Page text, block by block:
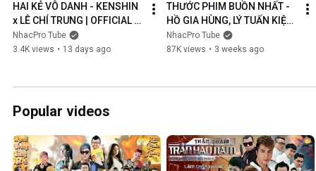
HAI KẺ VÔ DANH - KENSHIN
x LÊ CHÍ TRUNG | OFFICIAL
MUSIC VIDEO
NhacPro Tube
3.4K views • 13 days ago
THƯỚC PHIM BUỒN NHẤT -
HỒ GIA HÙNG, LÝ TUẤN KIỆT |
OFFICIAL MUSIC VIDEO
NhacPro Tube
87K views • 3 weeks ago
Popular videos